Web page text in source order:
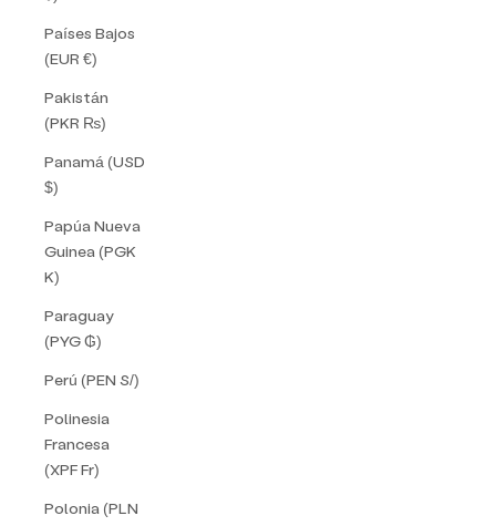
Países Bajos
(EUR €)
Pakistán
(PKR ₨)
Panamá (USD
$)
Papúa Nueva
Guinea (PGK
K)
Paraguay
(PYG ₲)
Perú (PEN S/)
Polinesia
Francesa
(XPF Fr)
Polonia (PLN